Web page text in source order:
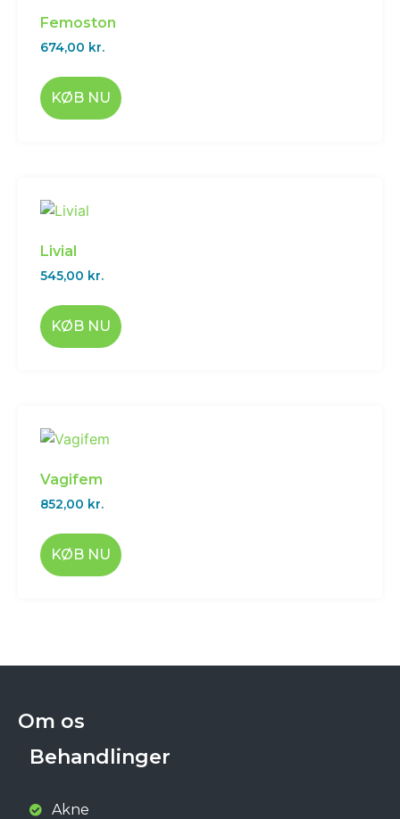
Femoston
674,00 kr.
KØB NU
Livial
545,00 kr.
KØB NU
Vagifem
852,00 kr.
KØB NU
Om os
Behandlinger
Akne